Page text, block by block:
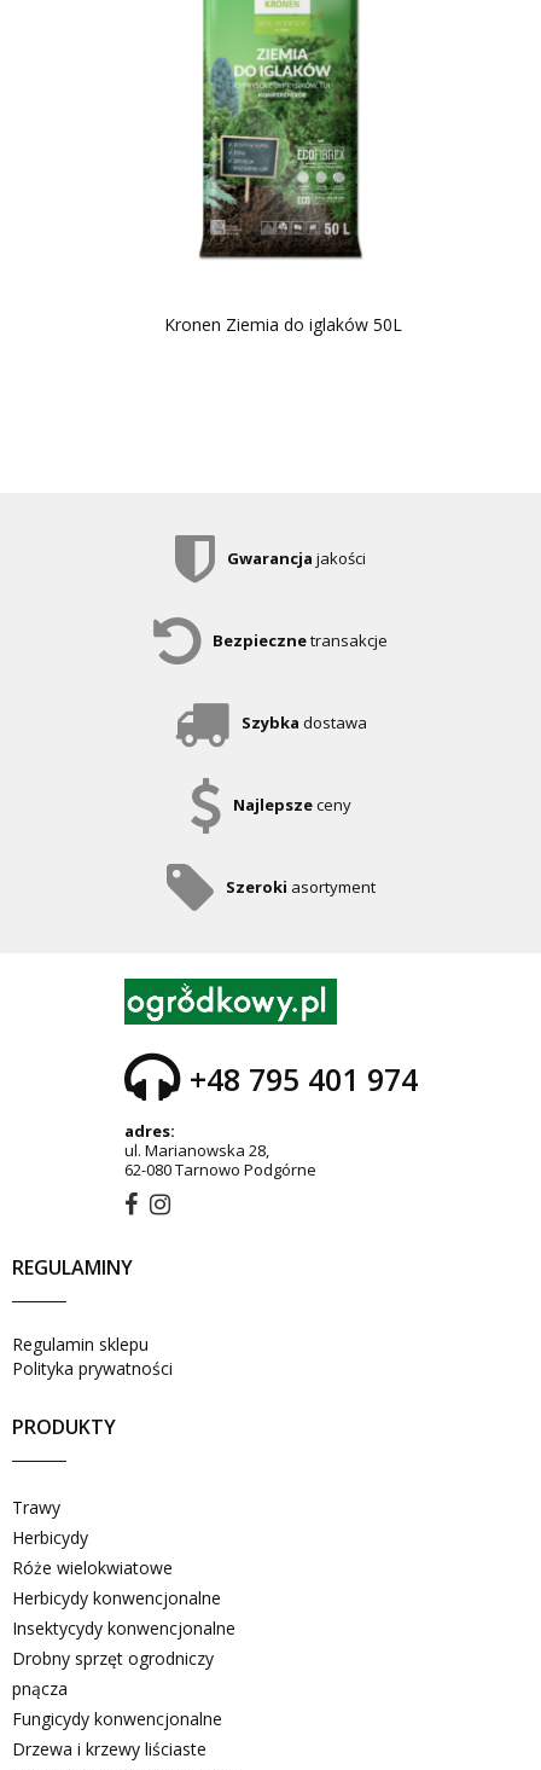
Kronen Ziemia do iglaków 50L
Gwarancja jakości
Bezpiecznetransakcje
Szybka dostawa
Najlepszeceny
Szeroki asortyment
+48 795 401 974
adres:
ul. Marianowska 28,
62-080 Tarnowo Podgórne
REGULAMINY
Regulamin sklepu
Polityka prywatności
PRODUKTY
Trawy
Herbicydy
Róże wielokwiatowe
Herbicydy konwencjonalne
Insektycydy konwencjonalne
Drobny sprzęt ogrodniczy
pnącza
Fungicydy konwencjonalne
Drzewa i krzewy liściaste